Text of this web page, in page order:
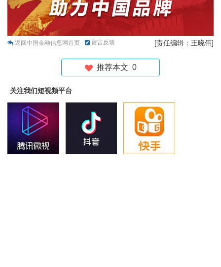
返回中国金融信息网首页 留言反馈 [责任编辑：王晓伟]
推荐本文 0
关注我们短视频平台